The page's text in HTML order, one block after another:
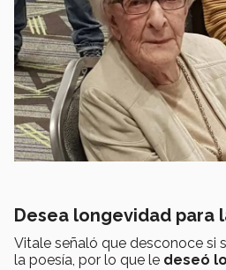
Desea longevidad para
Vitale señaló que desconoce si
la poesía, por lo que le deseó